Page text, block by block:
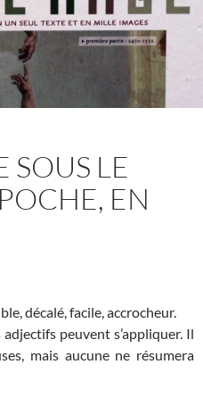
SOUS LE
EN
décalé, facile, accrocheur.
peuvent s’appliquer. Il
mais aucune ne résumera